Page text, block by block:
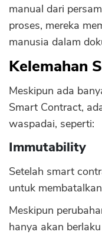
manual dari
proses, mereka
manusia dalam
Kelemahan
Meskipun ada
Smart Contract,
waspadai, seperti:
Immutability
Setelah smart
untuk
Meskipun
hanya akan